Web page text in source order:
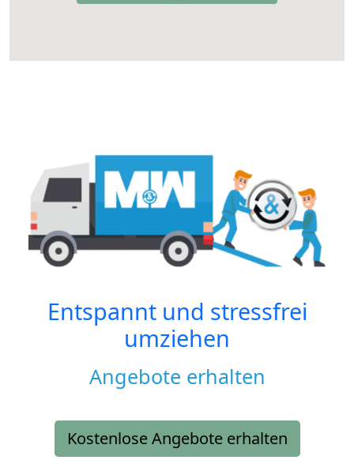
Entspannt und stressfrei
umziehen
Angebote erhalten
Kostenlose Angebote erhalten